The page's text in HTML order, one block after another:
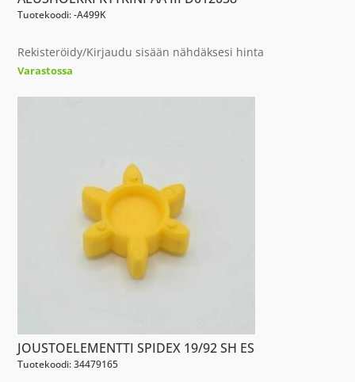
Tuotekoodi: -A499K
Rekisteröidy/Kirjaudu sisään nähdäksesi hinta
Varastossa
JOUSTOELEMENTTI SPIDEX 19/92 SH ES
Tuotekoodi: 34479165